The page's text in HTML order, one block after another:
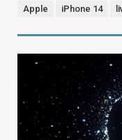
Apple iPhone 14